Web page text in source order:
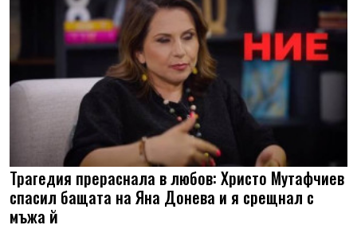
Трагедия прераснала в любов: Христо Мутафчиев
спасил бащата на Яна Донева и я срещнал с
мъжа й